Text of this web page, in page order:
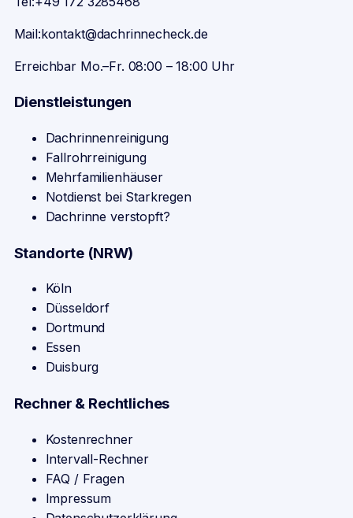
Mail:kontakt@dachrinnecheck.de
Erreichbar Mo.–Fr. 08:00 – 18:00 Uhr
Dienstleistungen
Dachrinnenreinigung
Fallrohrreinigung
Mehrfamilienhäuser
Notdienst bei Starkregen
Dachrinne verstopft?
Standorte (NRW)
Köln
Düsseldorf
Dortmund
Essen
Duisburg
Rechner & Rechtliches
Kostenrechner
Intervall-Rechner
FAQ / Fragen
Impressum